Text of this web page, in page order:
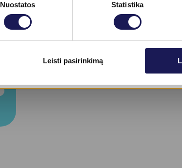
Nuostatos Statistika
Leisti pasirinkimą
Skaityti daugiau